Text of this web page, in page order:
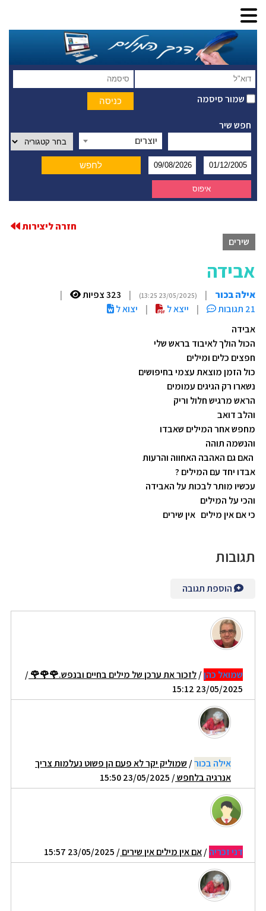
שמור סיסמה
חפש שיר
יוצרים
חזרה ליצירות
שירים
אבידה
אילה בכור |
(23/05/2025 13:25)
| 323 צפיות
|
21 תגובות
| ייצא ל |
יצוא ל
אבידה
הכול הולך לאיבוד בראש שלי
חפצים כלים ומילים
כול הזמן מוצאת עצמי בחיפושים
נשארו רק הגיגים עמומים
הראש מרגיש חלול וריק
והלב דואב
מחפש אחר המילים שאבדו
והנשמה תוהה
האם גם האהבה האחווה והרעות
אבדו יחד עם המילים ?
עכשיו מותר לבכות על האבידה
והכי על המילים
כי אם אין מילים אין שירים
תגובות
הוספת תגובה
שמואל כהן/לזכור את ערכן של מילים בחיים ובנפש.🌹🌹🌹/
23/05/2025 15:12
אילה בכור/ שמוליק יקר לא פעם הן פשוט נעלמות צריך
אנרגיה בלחפש/ 23/05/2025 15:50
דני זכריה/אם אין מילים אין שירים/ 23/05/2025 15:57